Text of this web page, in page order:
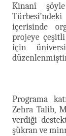
Kinanî
içerisinde
projeye
için
Programa
Zehra Talib,
verdiği
şükran ve